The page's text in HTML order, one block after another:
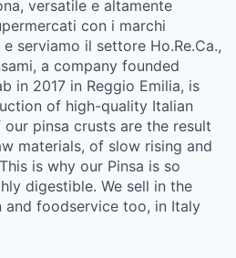
versatile e altamente
con i marchi
serviamo il settore Ho.Re.Ca.,
a company founded
in 2017 in Reggio Emilia, is
of high-quality Italian
pinsa crusts are the result
materials, of slow rising and
is why our Pinsa is so
digestible. We sell in the
foodservice too, in Italy